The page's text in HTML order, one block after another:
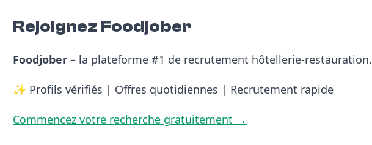
Rejoignez Foodjober
Foodjober – la plateforme #1 de recrutement hôtellerie-restauration.
✨ Profils vérifiés | Offres quotidiennes | Recrutement rapide
Commencez votre recherche gratuitement →